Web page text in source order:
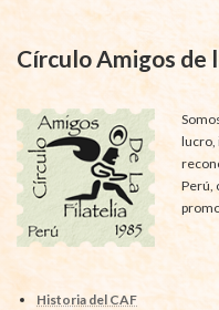
Círculo Amigos de
lucro,
Perú,
Historia del CAF